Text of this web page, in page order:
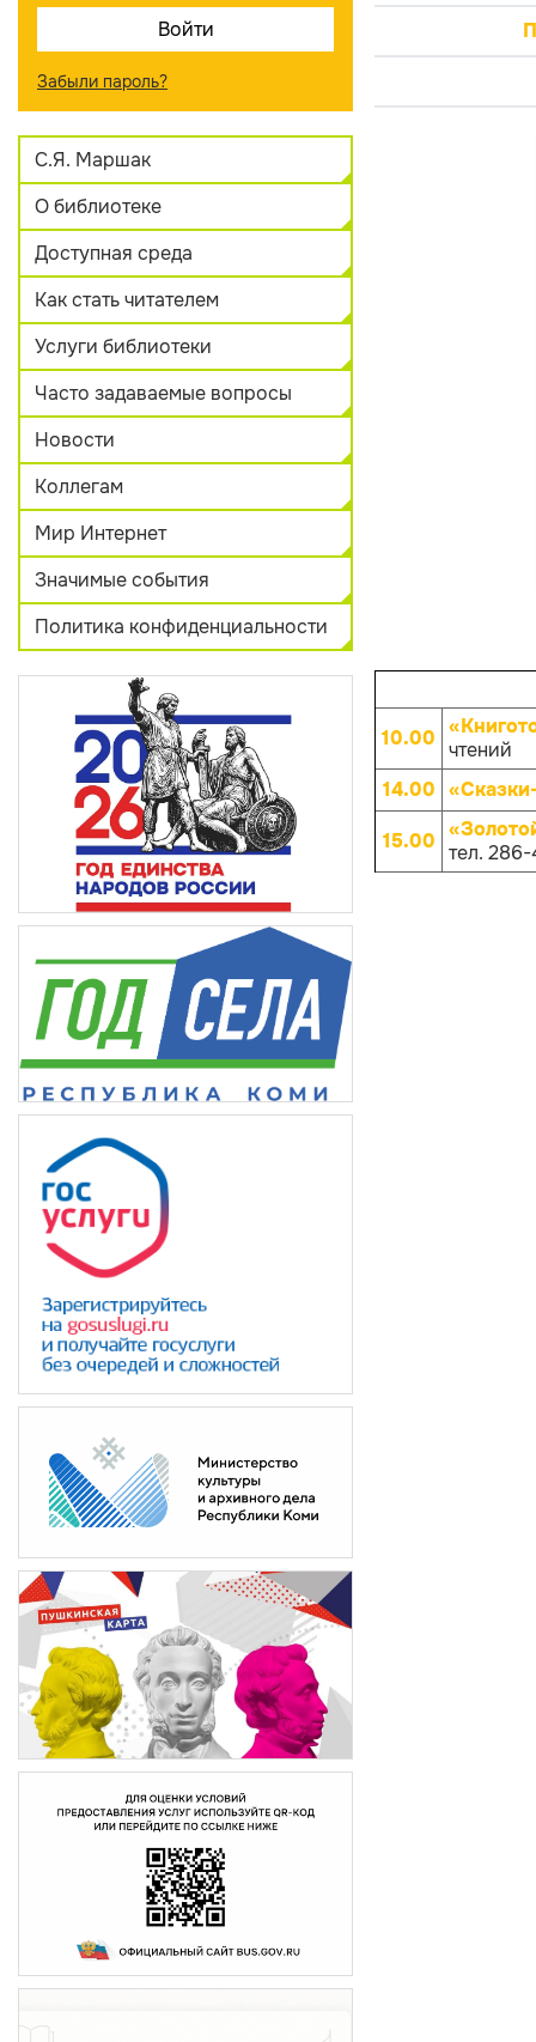
Забыли пароль?
С.Я. Маршак
О библиотеке
Доступная среда
Как стать читателем
Услуги библиотеки
Часто задаваемые вопросы
Новости
Коллегам
Мир Интернет
Значимые события
Политика конфиденциальности
10.00 чтений
14.00
15.00 тел.